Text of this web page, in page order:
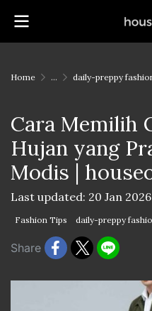
Home ... daily-preppy
Cara Memilih
Hujan yang
Modis |
Last updated: 20 Jan 2026
Fashion Tips daily-preppy
Share